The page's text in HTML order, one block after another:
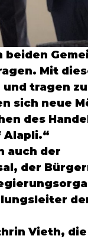
beiden
Mit
tragen
sich neue
des
Alapli.“
auch der
der
Vieth,